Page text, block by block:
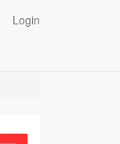
Login